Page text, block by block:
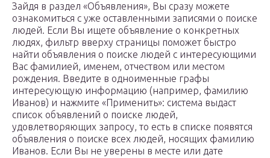
Зайдя в раздел «Объявления», Вы сразу можете
ознакомиться с уже оставленными записями о поиске
людей. Если Вы ищете объявление о конкретных
людях, фильтр вверху страницы поможет быстро
найти объявления о поиске людей с интересующими
Вас фамилией, именем, отчеством или местом
рождения. Введите в одноименные графы
интересующую информацию (например, фамилию
Иванов) и нажмите «Применить»: система выдаст
список объявлений о поиске людей,
удовлетворяющих запросу, то есть в списке появятся
объявления о поиске всех людей, носящих фамилию
Иванов. Если Вы не уверены в месте или дате